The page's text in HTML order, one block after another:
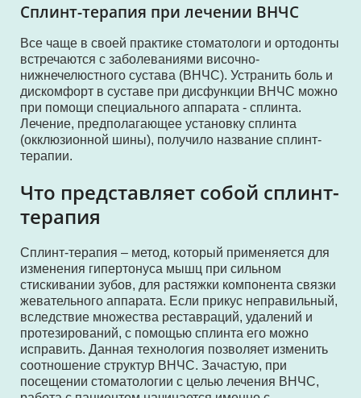
Сплинт-терапия при лечении ВНЧС
Все чаще в своей практике стоматологи и ортодонты
встречаются с заболеваниями височно-
нижнечелюстного сустава (ВНЧС). Устранить боль и
дискомфорт в суставе при дисфункции ВНЧС можно
при помощи специального аппарата - сплинта.
Лечение, предполагающее установку сплинта
(окклюзионной шины), получило название сплинт-
терапии.
Что представляет собой сплинт-
терапия
Сплинт-терапия – метод, который применяется для
изменения гипертонуса мышц при сильном
стискивании зубов, для растяжки компонента связки
жевательного аппарата. Если прикус неправильный,
вследствие множества реставраций, удалений и
протезирований, с помощью сплинта его можно
исправить. Данная технология позволяет изменить
соотношение структур ВНЧС. Зачастую, при
посещении стоматологии с целью лечения ВНЧС,